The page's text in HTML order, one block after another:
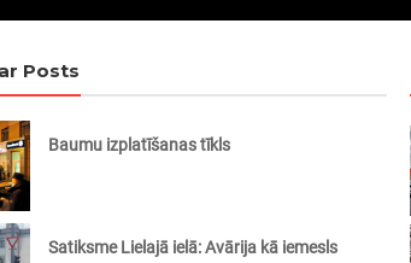
Posts
Baumu izplatīšanas tīkls
Satiksme Lielajā ielā: Avārija kā iemesls